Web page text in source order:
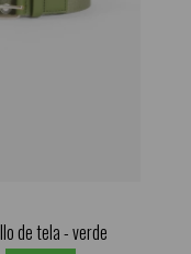
de tela - verde